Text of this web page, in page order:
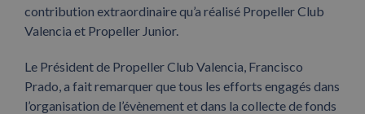
contribution extraordinaire qu’a réalisé Propeller Club
Valencia et Propeller Junior.
Le Président de Propeller Club Valencia, Francisco
Prado, a fait remarquer que tous les efforts engagés dans
l’organisation de l’évènement et dans la collecte de fonds